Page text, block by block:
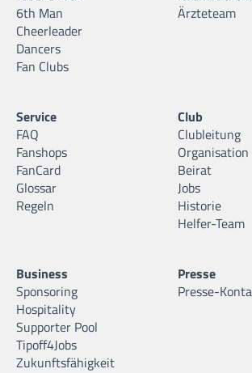
6th Man
Cheerleader
Dancers
Fan Clubs
Ärzteteam
Service
FAQ
Fanshops
FanCard
Glossar
Regeln
Club
Clubleitung
Organisation
Beirat
Jobs
Historie
Helfer-Team
Business
Sponsoring
Hospitality
Supporter Pool
Tipoff4Jobs
Zukunftsfähigkeit
Presse
Presse-